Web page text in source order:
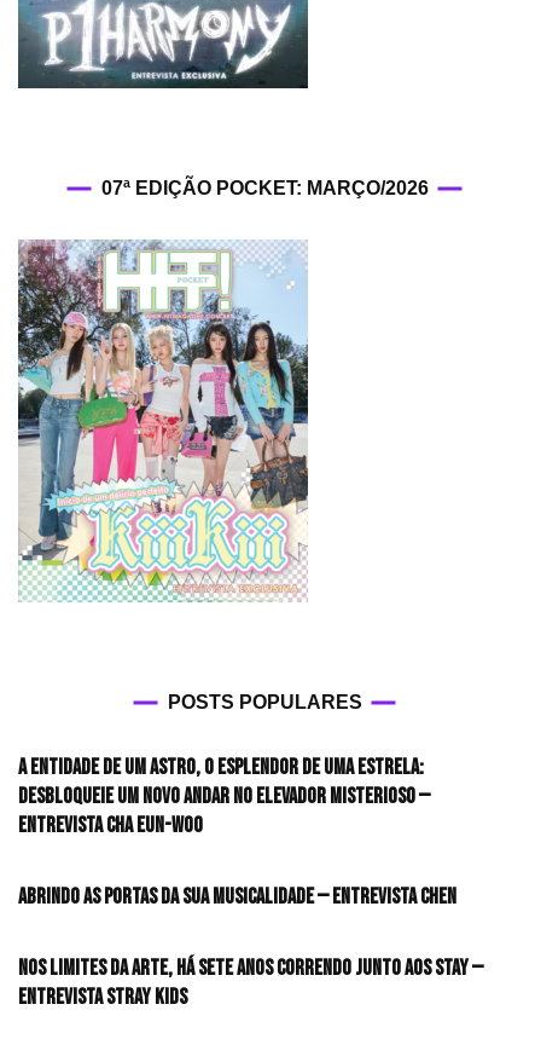
07ª EDIÇÃO POCKET: MARÇO/2026
POSTS POPULARES
A entidade de um astro, o esplendor de uma estrela:
desbloqueie um novo andar no elevador misterioso —
Entrevista CHA EUN-WOO
Abrindo as portas da sua musicalidade — Entrevista CHEN
Nos limites da arte, há sete anos correndo junto aos STAY —
Entrevista Stray Kids